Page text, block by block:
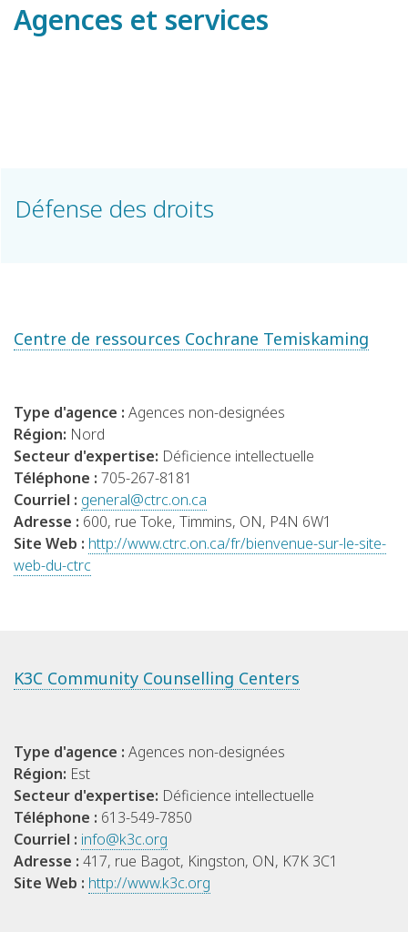
Agences et services
Défense des droits
Centre de ressources Cochrane Temiskaming
Type d'agence : Agences non-designées
Région: Nord
Secteur d'expertise: Déficience intellectuelle
Téléphone : 705-267-8181
Courriel : general@ctrc.on.ca
Adresse : 600, rue Toke, Timmins, ON, P4N 6W1
Site Web : http://www.ctrc.on.ca/fr/bienvenue-sur-le-site-
web-du-ctrc
K3C Community Counselling Centers
Type d'agence : Agences non-designées
Région: Est
Secteur d'expertise: Déficience intellectuelle
Téléphone : 613-549-7850
Courriel : info@k3c.org
Adresse : 417, rue Bagot, Kingston, ON, K7K 3C1
Site Web : http://www.k3c.org